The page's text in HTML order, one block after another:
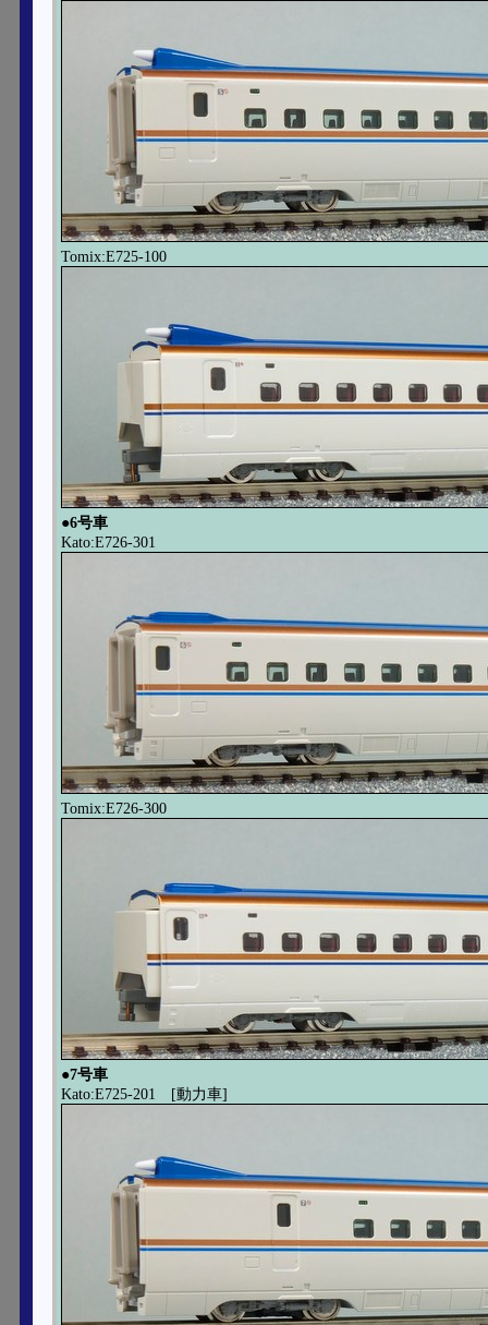
Tomix:E725-100
●6号車
Kato:E726-301
Tomix:E726-300
●7号車
Kato:E725-201 [動力車]